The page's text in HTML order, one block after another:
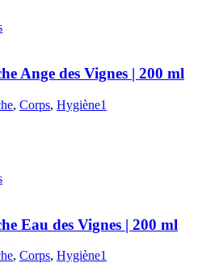
Ange des Vignes | 200 ml
, Corps, Hygiène1
Eau des Vignes | 200 ml
, Corps, Hygiène1